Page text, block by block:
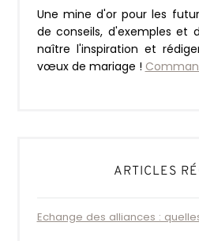
Une mine d'or pour les
de conseils, d'exemples et
naître l'inspiration et
vœux de mariage !
ARTICLES
Echange des alliances :